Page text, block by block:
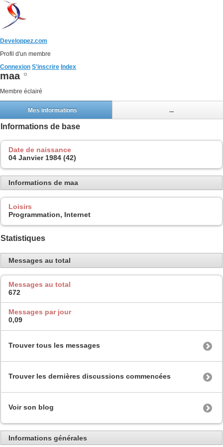
Developpez.com
Profil d'un membre
Connexion S'inscrire Index
maa
Membre éclairé
Mes informations ...
Informations de base
Date de naissance
04 Janvier 1984 (42)
Informations de maa
Loisirs
Programmation, Internet
Statistiques
Messages au total
Messages au total
672
Messages par jour
0,09
Trouver tous les messages
Trouver les dernières discussions commencées
Voir son blog
Informations générales